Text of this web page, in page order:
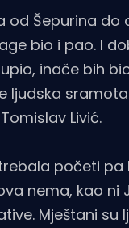
od Šepurina do
bio i pao. I
inače bih
ljudska
Livić.
početi pa
nema, kao ni
Mještani su